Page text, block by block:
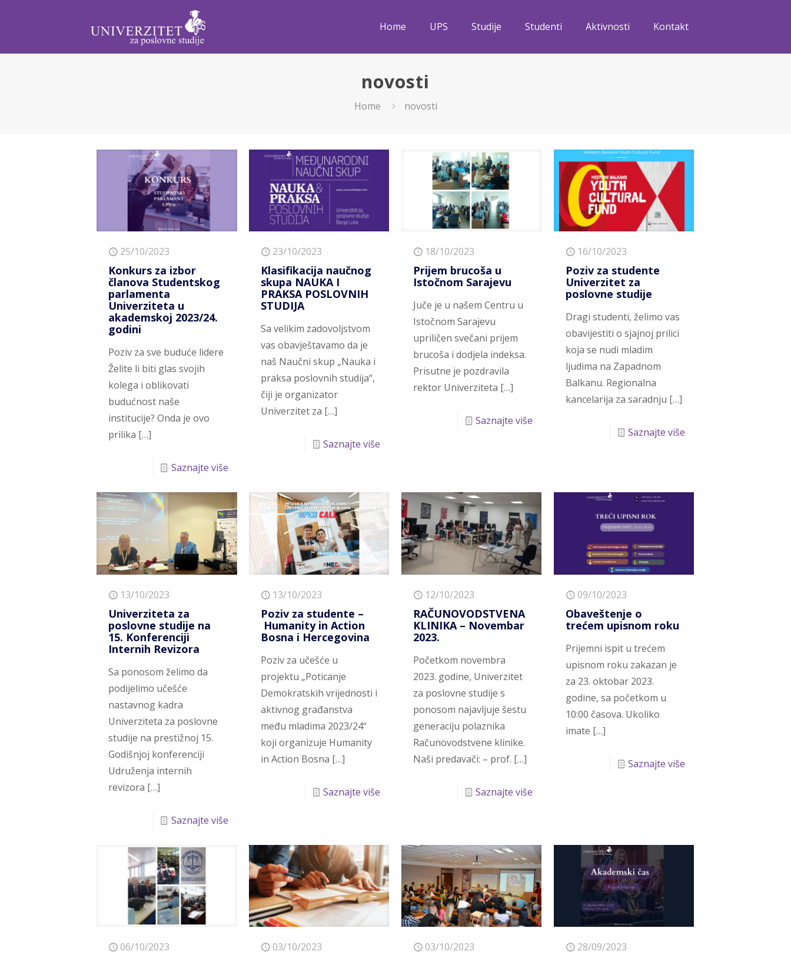
Home UPS Studije Studenti Aktivnosti Kontakt
novosti
Home novosti
25/10/2023
Konkurs za izbor
članova Studentskog
parlamenta
Univerziteta u
akademskoj 2023/24.
godini
Poziv za sve buduće lidere
Želite li biti glas svojih
kolega i oblikovati
budućnost naše
institucije? Onda je ovo
prilika […]
Saznajte više
23/10/2023
Klasifikacija naučnog
skupa NAUKA I
PRAKSA POSLOVNIH
STUDIJA
Sa velikim zadovoljstvom
vas obavještavamo da je
naš Naučni skup „Nauka i
praksa poslovnih studija“,
čiji je organizator
Univerzitet za […]
Saznajte više
18/10/2023
Prijem brucoša u
Istočnom Sarajevu
Juče je u našem Centru u
Istočnom Sarajevu
upriličen svečani prijem
brucoša i dodjela indeksa.
Prisutne je pozdravila
rektor Univerziteta […]
Saznajte više
16/10/2023
Poziv za studente
Univerzitet za
poslovne studije
Dragi studenti, želimo vas
obavijestiti o sjajnoj prilici
koja se nudi mladim
ljudima na Zapadnom
Balkanu. Regionalna
kancelarija za saradnju […]
Saznajte više
13/10/2023
Univerziteta za
poslovne studije na
15. Konferenciji
Internih Revizora
Sa ponosom želimo da
podijelimo učešće
nastavnog kadra
Univerziteta za poslovne
studije na prestižnoj 15.
Godišnjoj konferenciji
Udruženja internih
revizora […]
Saznajte više
13/10/2023
Poziv za studente –
Humanity in Action
Bosna i Hercegovina
Poziv za učešće u
projektu „Poticanje
Demokratskih vrijednosti i
aktivnog građanstva
među mladima 2023/24“
koji organizuje Humanity
in Action Bosna […]
Saznajte više
12/10/2023
RAČUNOVODSTVENA
KLINIKA – Novembar
2023.
Početkom novembra
2023. godine, Univerzitet
za poslovne studije s
ponosom najavljuje šestu
generaciju polaznika
Računovodstvene klinike.
Naši predavači: – prof. […]
Saznajte više
09/10/2023
Obaveštenje o
trećem upisnom roku
Prijemni ispit u trećem
upisnom roku zakazan je
za 23. oktobar 2023.
godine, sa početkom u
10:00 časova. Ukoliko
imate […]
Saznajte više
06/10/2023 03/10/2023 03/10/2023 28/09/2023